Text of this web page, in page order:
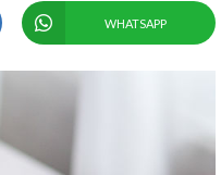
WHATSAPP